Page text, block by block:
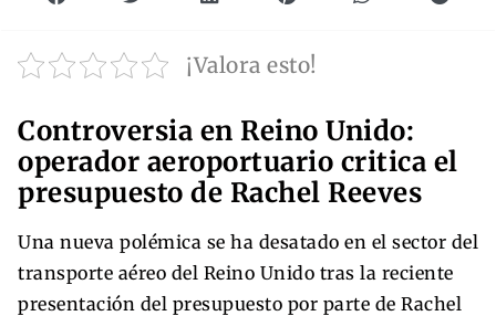
¡Valora esto!
Controversia en Reino Unido:
operador aeroportuario critica el
presupuesto de Rachel Reeves
Una nueva polémica se ha desatado en el sector del
transporte aéreo del Reino Unido tras la reciente
presentación del presupuesto por parte de Rachel